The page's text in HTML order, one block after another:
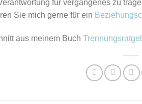
für vergangenes zu
Sie mich gerne für ein
aus meinem Buch